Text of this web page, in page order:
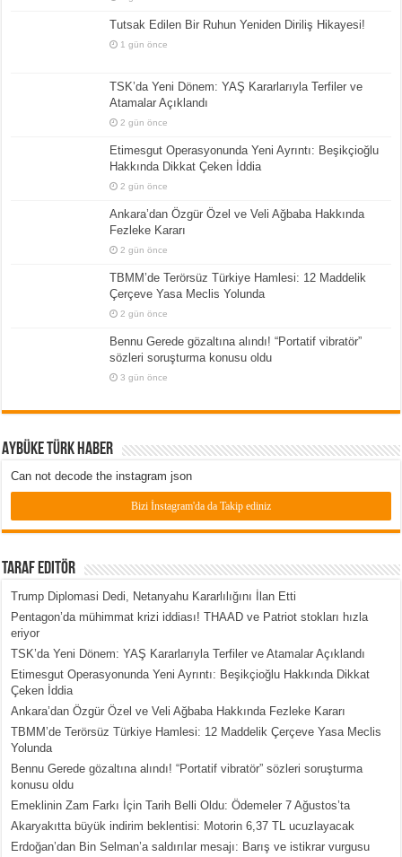
Tutsak Edilen Bir Ruhun Yeniden Diriliş Hikayesi!
1 gün önce
TSK’da Yeni Dönem: YAŞ Kararlarıyla Terfiler ve
Atamalar Açıklandı
2 gün önce
Etimesgut Operasyonunda Yeni Ayrıntı: Beşikçioğlu
Hakkında Dikkat Çeken İddia
2 gün önce
Ankara’dan Özgür Özel ve Veli Ağbaba Hakkında
Fezleke Kararı
2 gün önce
TBMM’de Terörsüz Türkiye Hamlesi: 12 Maddelik
Çerçeve Yasa Meclis Yolunda
2 gün önce
Bennu Gerede gözaltına alındı! “Portatif vibratör”
sözleri soruşturma konusu oldu
3 gün önce
Aybüke Türk Haber
Can not decode the instagram json
Bizi İnstagram'da da Takip ediniz
Taraf Editör
Trump Diplomasi Dedi, Netanyahu Kararlılığını İlan Etti
Pentagon’da mühimmat krizi iddiası! THAAD ve Patriot stokları hızla
eriyor
TSK’da Yeni Dönem: YAŞ Kararlarıyla Terfiler ve Atamalar Açıklandı
Etimesgut Operasyonunda Yeni Ayrıntı: Beşikçioğlu Hakkında Dikkat
Çeken İddia
Ankara’dan Özgür Özel ve Veli Ağbaba Hakkında Fezleke Kararı
TBMM’de Terörsüz Türkiye Hamlesi: 12 Maddelik Çerçeve Yasa Meclis
Yolunda
Bennu Gerede gözaltına alındı! “Portatif vibratör” sözleri soruşturma
konusu oldu
Emeklinin Zam Farkı İçin Tarih Belli Oldu: Ödemeler 7 Ağustos’ta
Akaryakıtta büyük indirim beklentisi: Motorin 6,37 TL ucuzlayacak
Erdoğan’dan Bin Selman’a saldırılar mesajı: Barış ve istikrar vurgusu